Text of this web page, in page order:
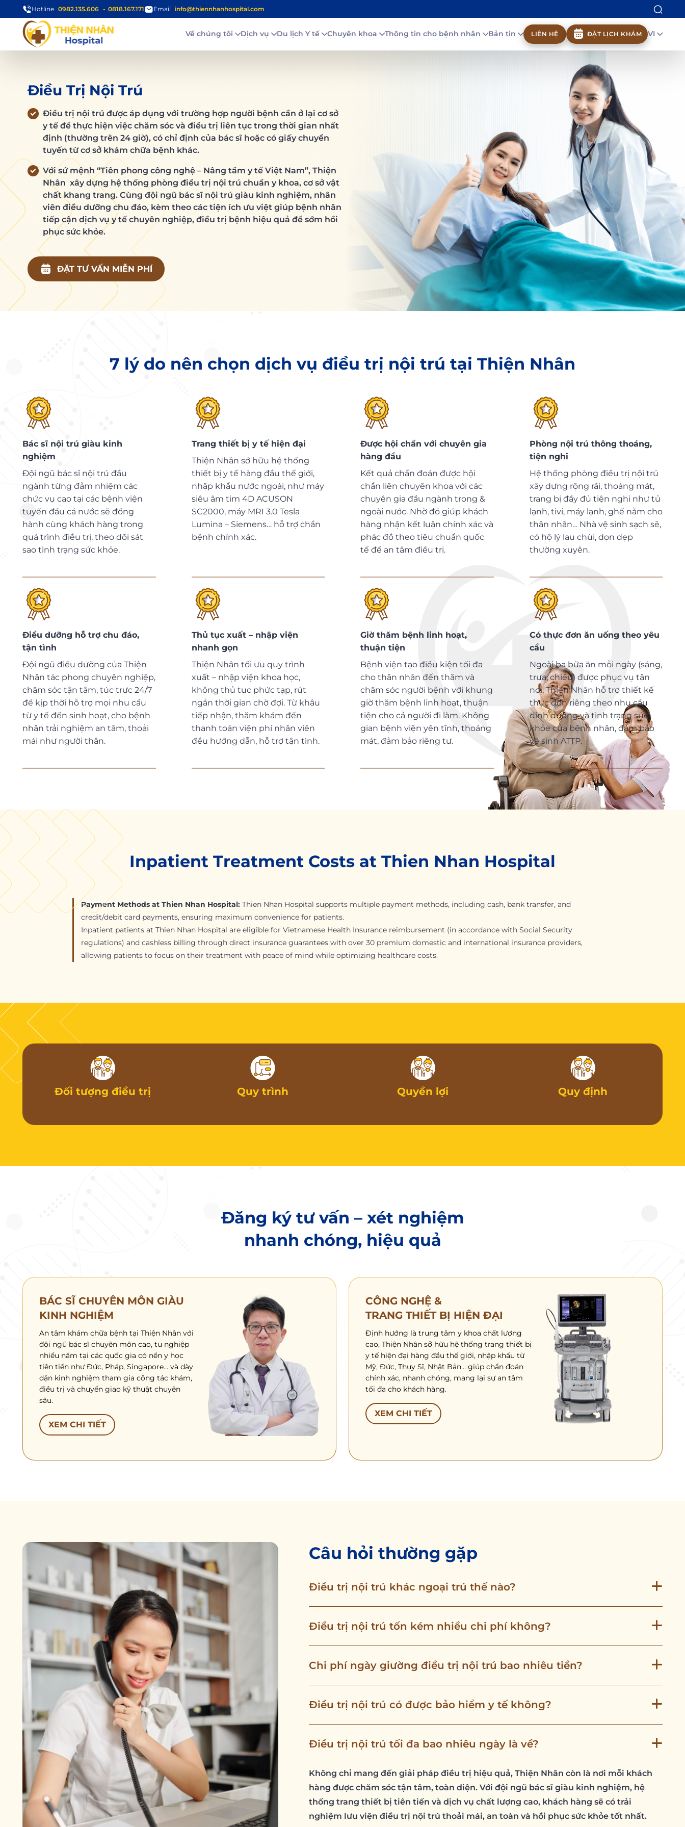
Hotline 0982.135.606 0818.167.171 Email info@thiennhanhospital.com
Về chúng tôi Dịch vụ Du lịch Y tế Chuyên khoa Thông tin cho bệnh nhân Bản tin LIÊN HỆ ĐẶT LỊCH KHÁM VI
Điều Trị Nội Trú
Điều trị nội trú được áp dụng với trường hợp người bệnh cần ở lại cơ sở
y tế để thực hiện việc chăm sóc và điều trị liên tục trong thời gian nhất
định (thường trên 24 giờ), có chỉ định của bác sĩ hoặc có giấy chuyển
tuyến từ cơ sở khám chữa bệnh khác.
Với sứ mệnh “Tiên phong công nghệ – Nâng tầm y tế Việt Nam”, Thiện
Nhân xây dựng hệ thống phòng điều trị nội trú chuẩn y khoa, cơ sở vật
chất khang trang. Cùng đội ngũ bác sĩ nội trú giàu kinh nghiệm, nhân
viên điều dưỡng chu đáo, kèm theo các tiện ích ưu việt giúp bệnh nhân
tiếp cận dịch vụ y tế chuyên nghiệp, điều trị bệnh hiệu quả để sớm hồi
phục sức khỏe.
ĐẶT TƯ VẤN MIỄN PHÍ
7 lý do nên chọn dịch vụ điều trị nội trú tại Thiện Nhân
Bác sĩ nội trú giàu kinh
nghiệm
Đội ngũ bác sĩ nội trú đầu
ngành từng đảm nhiệm các
chức vụ cao tại các bệnh viện
tuyến đầu cả nước sẽ đồng
hành cùng khách hàng trong
quá trình điều trị, theo dõi sát
sao tình trạng sức khỏe.
Trang thiết bị y tế hiện đại
Thiện Nhân sở hữu hệ thống
thiết bị y tế hàng đầu thế giới,
nhập khẩu nước ngoài, như máy
siêu âm tim 4D ACUSON
SC2000, máy MRI 3.0 Tesla
Lumina – Siemens… hỗ trợ chẩn
bệnh chính xác.
Được hội chẩn với chuyên gia
hàng đầu
Kết quả chẩn đoán được hội
chẩn liên chuyên khoa với các
chuyên gia đầu ngành trong &
ngoài nước. Nhờ đó giúp khách
hàng nhận kết luận chính xác và
phác đồ theo tiêu chuẩn quốc
tế để an tâm điều trị.
Phòng nội trú thông thoáng,
tiện nghi
Hệ thống phòng điều trị nội trú
xây dựng rộng rãi, thoáng mát,
trang bị đầy đủ tiện nghi như tủ
lạnh, tivi, máy lạnh, ghế nằm cho
thân nhân… Nhà vệ sinh sạch sẽ,
có hộ lý lau chùi, dọn dẹp
thường xuyên.
Điều dưỡng hỗ trợ chu đáo,
tận tình
Đội ngũ điều dưỡng của Thiện
Nhân tác phong chuyên nghiệp,
chăm sóc tận tâm, túc trực 24/7
để kịp thời hỗ trợ mọi nhu cầu
từ y tế đến sinh hoạt, cho bệnh
nhân trải nghiệm an tâm, thoải
mái như người thân.
Thủ tục xuất – nhập viện
nhanh gọn
Thiện Nhân tối ưu quy trình
xuất – nhập viện khoa học,
không thủ tục phức tạp, rút
ngắn thời gian chờ đợi. Từ khâu
tiếp nhận, thăm khám đến
thanh toán viện phí nhân viên
đều hướng dẫn, hỗ trợ tận tình.
Giờ thăm bệnh linh hoạt,
thuận tiện
Bệnh viện tạo điều kiện tối đa
cho thân nhân đến thăm và
chăm sóc người bệnh với khung
giờ thăm bệnh linh hoạt, thuận
tiện cho cả người đi làm. Không
gian bệnh viện yên tĩnh, thoáng
mát, đảm bảo riêng tư.
Có thực đơn ăn uống theo yêu
cầu
Ngoài ba bữa ăn mỗi ngày (sáng,
trưa, chiều) được phục vụ tận
nơi, Thiện Nhân hỗ trợ thiết kế
thực đơn riêng theo nhu cầu
dinh dưỡng và tình trạng sức
khỏe của bệnh nhân, đảm bảo
vệ sinh ATTP.
Inpatient Treatment Costs at Thien Nhan Hospital
Payment Methods at Thien Nhan Hospital: Thien Nhan Hospital supports multiple payment methods, including cash, bank transfer, and
credit/debit card payments, ensuring maximum convenience for patients.
Inpatient patients at Thien Nhan Hospital are eligible for Vietnamese Health Insurance reimbursement (in accordance with Social Security
regulations) and cashless billing through direct insurance guarantees with over 30 premium domestic and international insurance providers,
allowing patients to focus on their treatment with peace of mind while optimizing healthcare costs.
Đối tượng điều trị Quy trình Quyền lợi Quy định
Đăng ký tư vấn – xét nghiệm
nhanh chóng, hiệu quả
BÁC SĨ CHUYÊN MÔN GIÀU
KINH NGHIỆM
An tâm khám chữa bệnh tại Thiện Nhân với
đội ngũ bác sĩ chuyên môn cao, tu nghiệp
nhiều năm tại các quốc gia có nền y học
tiên tiến như Đức, Pháp, Singapore… và dày
dặn kinh nghiệm tham gia công tác khám,
điều trị và chuyển giao kỹ thuật chuyên
sâu.
XEM CHI TIẾT
CÔNG NGHỆ &
TRANG THIẾT BỊ HIỆN ĐẠI
Định hướng là trung tâm y khoa chất lượng
cao, Thiện Nhân sở hữu hệ thống trang thiết bị
y tế hiện đại hàng đầu thế giới, nhập khẩu từ
Mỹ, Đức, Thụy Sĩ, Nhật Bản… giúp chẩn đoán
chính xác, nhanh chóng, mang lại sự an tâm
tối đa cho khách hàng.
XEM CHI TIẾT
Câu hỏi thường gặp
Điều trị nội trú khác ngoại trú thế nào?
Điều trị nội trú tốn kém nhiều chi phí không?
Chi phí ngày giường điều trị nội trú bao nhiêu tiền?
Điều trị nội trú có được bảo hiểm y tế không?
Điều trị nội trú tối đa bao nhiêu ngày là về?
Không chỉ mang đến giải pháp điều trị hiệu quả, Thiện Nhân còn là nơi mỗi khách
hàng được chăm sóc tận tâm, toàn diện. Với đội ngũ bác sĩ giàu kinh nghiệm, hệ
thống trang thiết bị tiên tiến và dịch vụ chất lượng cao, khách hàng sẽ có trải
nghiệm lưu viện điều trị nội trú thoải mái, an toàn và hồi phục sức khỏe tốt nhất.